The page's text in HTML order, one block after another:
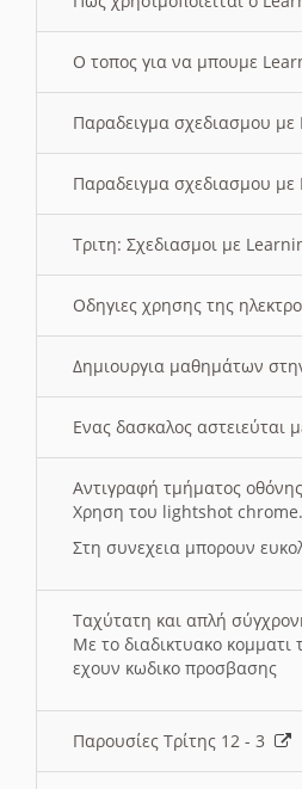
O τοπος για να μπουμε
Παραδειγμα σχεδιασμου
Παραδειγμα σχεδιασμου
Τριτη: Σχεδιασμοι με
Οδηγιες χρησης της
Δημιουργια μαθημάτων
Ενας δασκαλος
Αντιγραφή τμήματος
Χρηση του lightshot chrome.
Στη συνεχεια μπορουν
Ταχύτατη και απλή
Με το διαδικτυακο
εχουν κωδικο προσβασης
Παρουσίες Τρίτης 12 - 3